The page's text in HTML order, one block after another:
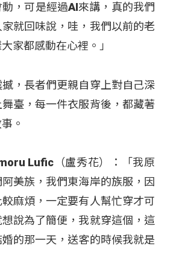
，可是經過AI來講，真的我們
就回味說，哇，我們以前的老
家都感動在心裡。」
，長者們更親自穿上對自己深
臺，每一件衣服背後，都藏著
。
Lufic（盧秀花）：「我原
美族，我們東海岸的族服，因
麻煩，一定要有人幫忙穿才可
說為了簡便，我就穿這個，這
的那一天，送客的時候我就是